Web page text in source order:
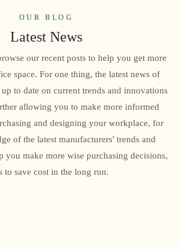
OUR BLOG
Latest News
our recent posts to help you get more
space. For one thing, the latest news of
to date on current trends and innovations
allowing you to make more informed
and designing your workplace, for
of the latest manufacturers' trends and
you make more wise purchasing decisions,
to save cost in the long run.